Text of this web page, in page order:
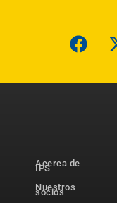
Acerca de
IPS
Nuestros
socios